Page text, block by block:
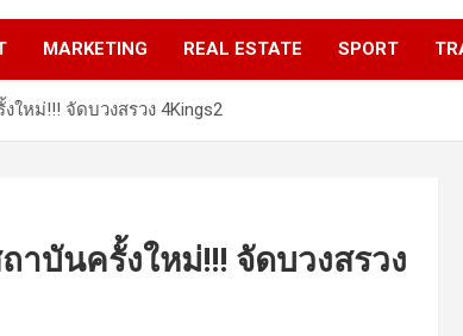
MARKETING REAL ESTATE SPORT
หม่!!! จัดบวงสรวง 4Kings2
บันครั้งใหม่!!! จัดบวงสรวง